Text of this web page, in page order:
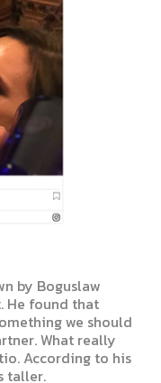
by Boguslaw
He found that
we should
What really
According to his
taller.